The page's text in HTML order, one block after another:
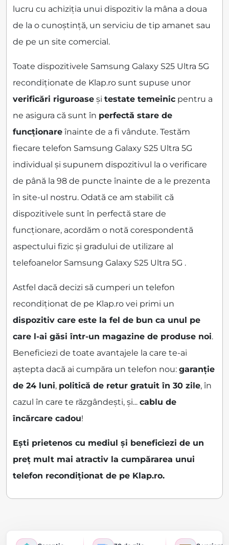
lucru cu achiziția unui dispozitiv la mâna a doua
de la o cunoștință, un serviciu de tip amanet sau
de pe un site comercial.
Toate dispozitivele Samsung Galaxy S25 Ultra 5G
recondiționate de Klap.ro sunt supuse unor
verificări riguroase și testate temeinic pentru a
ne asigura că sunt în perfectă stare de
funcționare înainte de a fi vândute. Testăm
fiecare telefon Samsung Galaxy S25 Ultra 5G
individual și supunem dispozitivul la o verificare
de până la 98 de puncte înainte de a le prezenta
în site-ul nostru. Odată ce am stabilit că
dispozitivele sunt în perfectă stare de
funcționare, acordăm o notă corespondentă
aspectului fizic și gradului de utilizare al
telefoanelor Samsung Galaxy S25 Ultra 5G .
Astfel dacă decizi să cumperi un telefon
recondiționat de pe Klap.ro vei primi un
dispozitiv care este la fel de bun ca unul pe
care l-ai găsi într-un magazine de produse noi.
Beneficiezi de toate avantajele la care te-ai
aștepta dacă ai cumpăra un telefon nou: garanție
de 24 luni, politică de retur gratuit în 30 zile, în
cazul în care te răzgândești, și... cablu de
încărcare cadou!
Ești prietenos cu mediul și beneficiezi de un
preț mult mai atractiv la cumpărarea unui
telefon recondiționat de pe Klap.ro.